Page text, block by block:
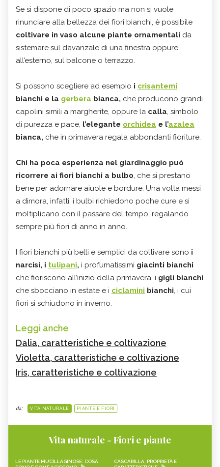
Se si dispone di poco spazio ma non si vuole
rinunciare alla bellezza dei fiori bianchi, è possibile
coltivare in vaso alcune piante ornamentali da
sistemare sul davanzale di una finestra oppure
all’esterno, sul balcone o terrazzo.
Si possono scegliere ad esempio i crisantemi
bianchi e la gerbera bianca, che producono grandi
capolini simili a margherite, oppure la calla, simbolo
di purezza e pace, l’elegante orchidea e l’azalea
bianca, che in primavera regala abbondanti fioriture.
Chi ha poca esperienza nel giardinaggio può
ricorrere ai fiori bianchi a bulbo, che si prestano
bene per adornare aiuole e bordure. Una volta messi
a dimora, infatti, i bulbi richiedono poche cure e si
moltiplicano con il passare del tempo, regalando
sempre più fiori di anno in anno.
I fiori bianchi più belli e semplici da coltivare sono i
narcisi, i tulipani, i profumatissimi giacinti bianchi
che fioriscono all’inizio della primavera, i gigli bianchi
che sbocciano in estate e i ciclamini bianchi, i cui
fiori si schiudono in inverno.
Leggi anche
Dalia, caratteristiche e coltivazione
Violetta, caratteristiche e coltivazione
Iris, caratteristiche e coltivazione
da: VITA NATURALE PIANTE E FIORI
Vita naturale - Fiori e piante
LE PIANTE MUCILLAGINOSE: COSA
CASCARILLA, PROPRIETÀ E